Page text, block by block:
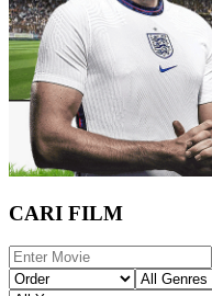
CARI FILM